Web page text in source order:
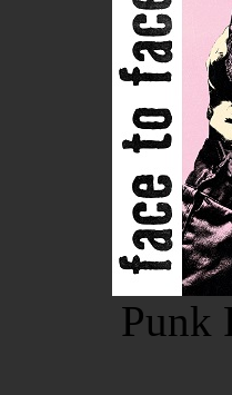
Punk